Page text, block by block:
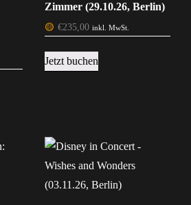
Zimmer (29.10.26, Berlin)
🟡 €235,00 inkl. MwSt.
Jetzt buchen